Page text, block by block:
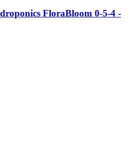
FloraBloom 0-5-4 -